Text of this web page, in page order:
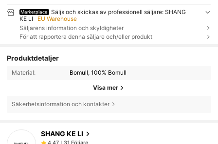
Marketplace
Säljs och skickas av professionell säljare: SHANG
KE LI
EU Warehouse
Säljarens information och skyldigheter
För att rapportera denna säljare och/eller produkt
Produktdetaljer
Material: Bomull, 100% Bomull
Visa mer
Säkerhetsinformation och kontakter
SHANG KE LI
4.47
31 Följare